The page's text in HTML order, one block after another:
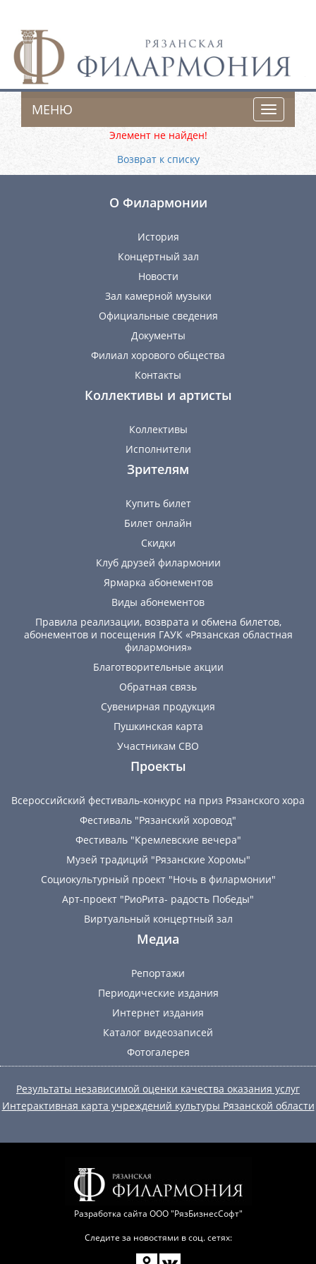
Toggle
МЕНЮ
Элемент не найден!
Возврат к списку
О Филармонии
История
Концертный зал
Новости
Зал камерной музыки
Официальные сведения
Документы
Филиал хорового общества
Контакты
Коллективы и артисты
Коллективы
Исполнители
Зрителям
Купить билет
Билет онлайн
Скидки
Клуб друзей филармонии
Ярмарка абонементов
Виды абонементов
Правила реализации, возврата и обмена билетов,
абонементов и посещения ГАУК «Рязанская областная
филармония»
Благотворительные акции
Обратная связь
Сувенирная продукция
Пушкинская карта
Участникам СВО
Проекты
Всероссийский фестиваль-конкурс на приз Рязанского хора
Фестиваль "Рязанский хоровод"
Фестиваль "Кремлевские вечера"
Музей традиций "Рязанские Хоромы"
Социокультурный проект "Ночь в филармонии"
Арт-проект "РиоРита- радость Победы"
Виртуальный концертный зал
Медиа
Репортажи
Периодические издания
Интернет издания
Каталог видеозаписей
Фотогалерея
Результаты независимой оценки качества оказания услуг
Интерактивная карта учреждений культуры Рязанской области
Разработка сайта ООО "РязБизнесСофт"
Следите за новостями в соц. сетях: